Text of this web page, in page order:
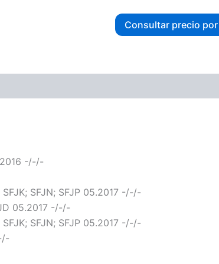
Consultar precio
-/-/-
SFJN; SFJP 05.2017 -/-/-
05.2017 -/-/-
SFJN; SFJP 05.2017 -/-/-